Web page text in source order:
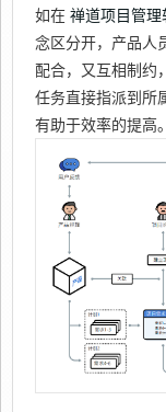
如在 禅道项目管理
念区分开，产品人
配合，又互相制约
任务直接指派到所
有助于效率的提高。